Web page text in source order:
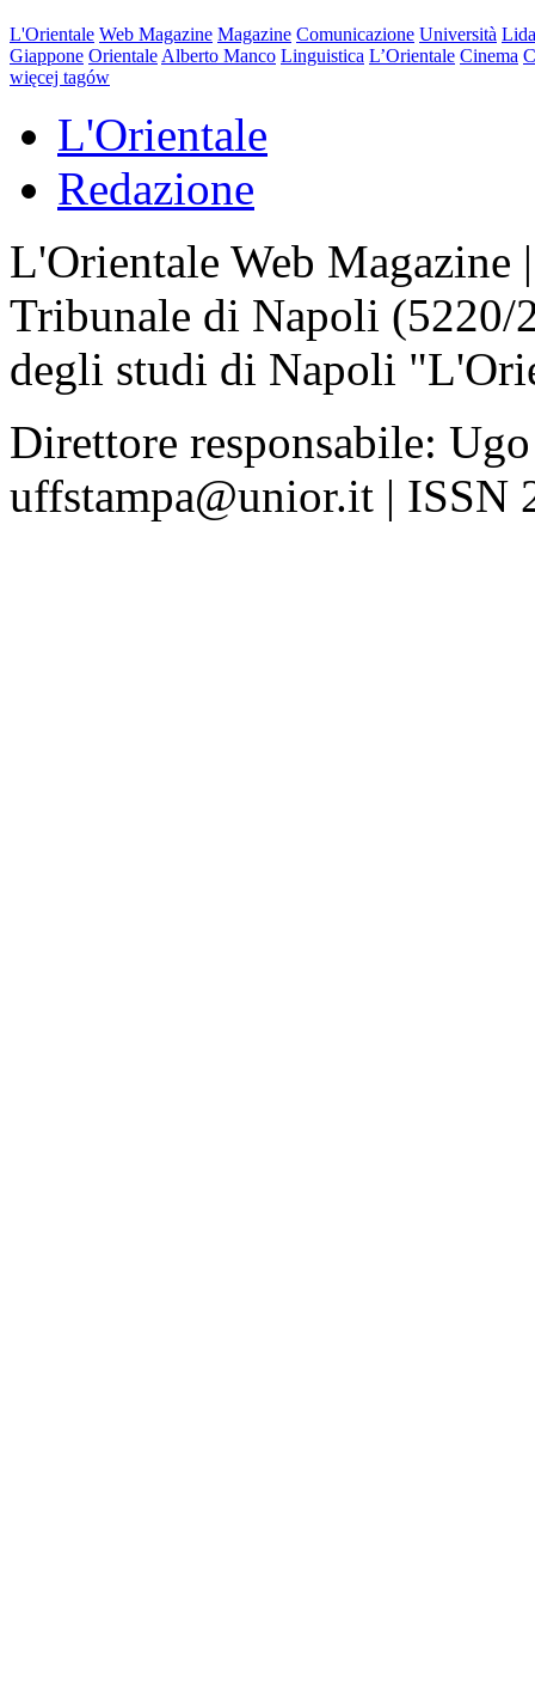
L'Orientale Web Magazine Magazine Comunicazione Università
Giappone Orientale Alberto Manco Linguistica L’Orientale Cinema
więcej tagów
L'Orientale
Redazione
L'Orientale Web Magazine
Tribunale di Napoli
degli studi di Napoli
Direttore responsabile:
uffstampa@unior.it | ISSN